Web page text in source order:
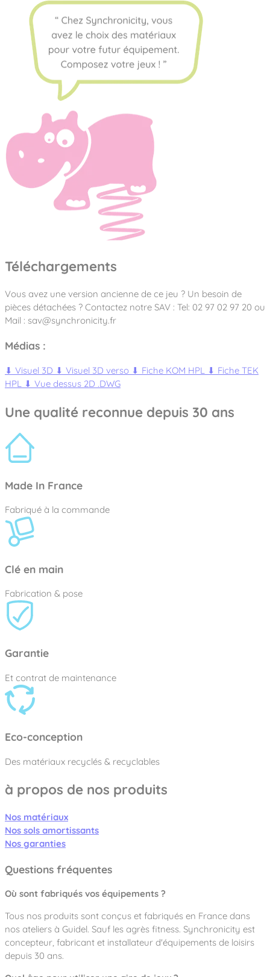
Téléchargements
Vous avez une version ancienne de ce jeu ? Un besoin de
pièces détachées ? Contactez notre SAV : Tel: 02 97 02 97 20 ou
Mail : sav@synchronicity.fr
Médias :
⬇ Visuel 3D ⬇ Visuel 3D verso ⬇ Fiche KOM HPL ⬇ Fiche TEK
HPL ⬇ Vue dessus 2D .DWG
Une qualité reconnue depuis 30 ans
Made In France
Fabriqué à la commande
Clé en main
Fabrication & pose
Garantie
Et contrat de maintenance
Eco-conception
Des matériaux recyclés & recyclables
à propos de nos produits
Nos matériaux
Nos sols amortissants
Nos garanties
Questions fréquentes
Où sont fabriqués vos équipements ?
Tous nos produits sont conçus et fabriqués en France dans
nos ateliers à Guidel. Sauf les agrès fitness. Synchronicity est
concepteur, fabricant et installateur d'équipements de loisirs
depuis 30 ans.